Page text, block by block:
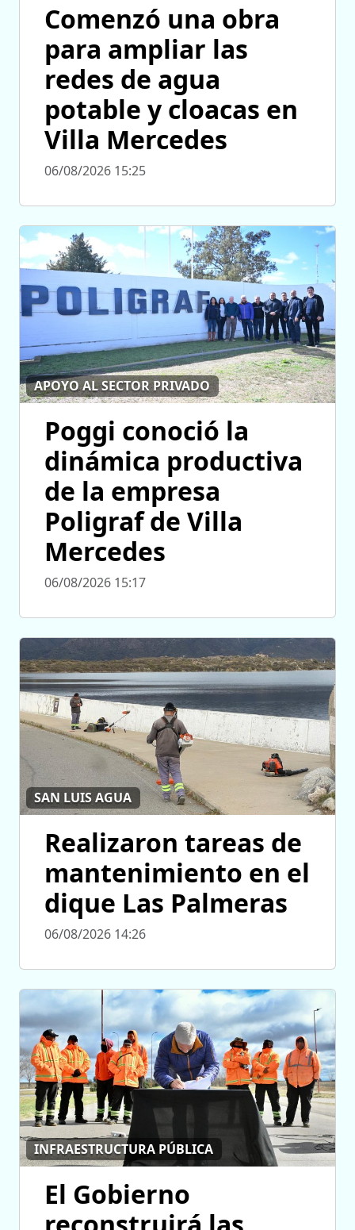
Comenzó una obra
para ampliar las
redes de agua
potable y cloacas en
Villa Mercedes
06/08/2026 15:25
APOYO AL SECTOR PRIVADO
Poggi conoció la
dinámica productiva
de la empresa
Poligraf de Villa
Mercedes
06/08/2026 15:17
SAN LUIS AGUA
Realizaron tareas de
mantenimiento en el
dique Las Palmeras
06/08/2026 14:26
INFRAESTRUCTURA PÚBLICA
El Gobierno